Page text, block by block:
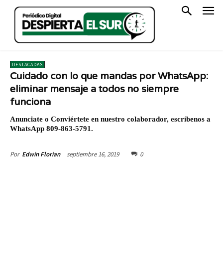
DESTACADAS
Cuidado con lo que mandas por WhatsApp:
eliminar mensaje a todos no siempre
funciona
Anunciate o Conviértete en nuestro colaborador, escríbenos a
WhatsApp 809-863-5791.
Por Edwin Florian septiembre 16, 2019 0